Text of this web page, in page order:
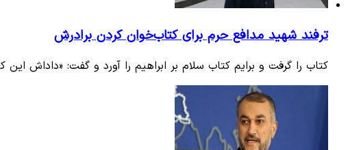
ترفند شهید مدافع حرم برای کتاب‌خوان کردن برادرش
کتاب را گرفت و برایم کتاب سلام بر ابراهیم را آورد و گفت: «داداش